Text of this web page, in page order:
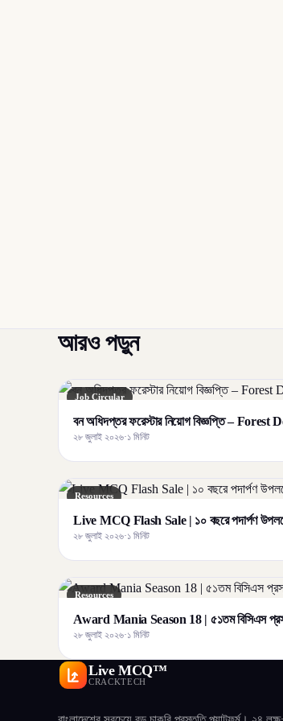
আরও পড়ুন
Job Circular
বন অধিদপ্তর ফরেস্টার নিয়োগ বিজ্ঞপ্তি –
২৮ জুলাই ২০২৬·১ মিনিট
Resources
Live MCQ Flash Sale | ১০ বছরে পদার্পণ
২৮ জুলাই ২০২৬·১ মিনিট
Resources
Award Mania Season 18 | ৫১তম বিসিএস
২৮ জুলাই ২০২৬·১ মিনিট
Live MCQ™
CRACKTECH